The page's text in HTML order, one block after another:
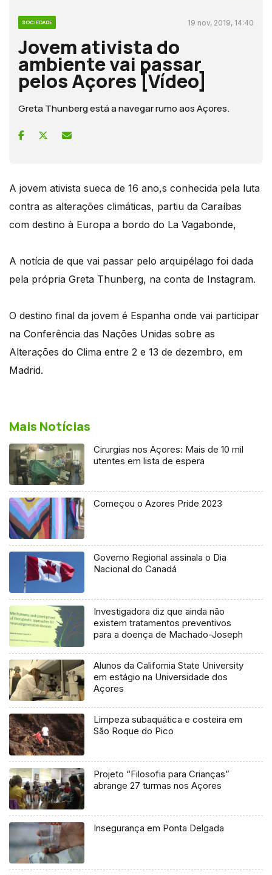
SOCIEDADE 19 nov, 2019, 14:40
Jovem ativista do
ambiente vai passar
pelos Açores [Vídeo]
Greta Thunberg está a navegar rumo aos Açores.
A jovem ativista sueca de 16 ano,s conhecida pela luta
contra as alterações climáticas, partiu da Caraíbas
com destino à Europa a bordo do La Vagabonde,
A notícia de que vai passar pelo arquipélago foi dada
pela própria Greta Thunberg, na conta de Instagram.
O destino final da jovem é Espanha onde vai participar
na Conferência das Nações Unidas sobre as
Alterações do Clima entre 2 e 13 de dezembro, em
Madrid.
Mais Notícias
Cirurgias nos Açores: Mais de 10 mil
utentes em lista de espera
Começou o Azores Pride 2023
Governo Regional assinala o Dia
Nacional do Canadá
Investigadora diz que ainda não
existem tratamentos preventivos
para a doença de Machado-Joseph
Alunos da California State University
em estágio na Universidade dos
Açores
Limpeza subaquática e costeira em
São Roque do Pico
Projeto “Filosofia para Crianças”
abrange 27 turmas nos Açores
Insegurança em Ponta Delgada